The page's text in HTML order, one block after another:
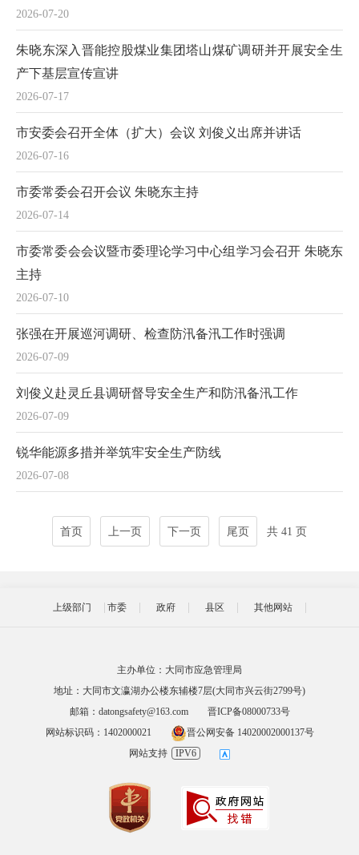
2026-07-20
2026-07-17
朱晓东深入晋能控股煤业集团塔山煤矿调研并开展安全生
产下基层宣传宣讲
2026-07-16
市安委会召开全体（扩大）会议 刘俊义出席并讲话
2026-07-14
市委常委会召开会议 朱晓东主持
2026-07-10
市委常委会会议暨市委理论学习中心组学习会召开 朱晓东
主持
2026-07-09
张强在开展巡河调研、检查防汛备汛工作时强调
2026-07-09
刘俊义赴灵丘县调研督导安全生产和防汛备汛工作
2026-07-08
锐华能源多措并举筑牢安全生产防线
首页 上一页 下一页 尾页 共 41 页
上级部门 市委 政府 县区 其他网站
主办单位：大同市应急管理局
地址：大同市文瀛湖办公楼东辅楼7层(大同市兴云街2799号)
邮箱：datongsafety@163.com
晋ICP备08000733号
网站标识码：1402000021
晋公网安备 14020002000137号
网站支持
IPV6